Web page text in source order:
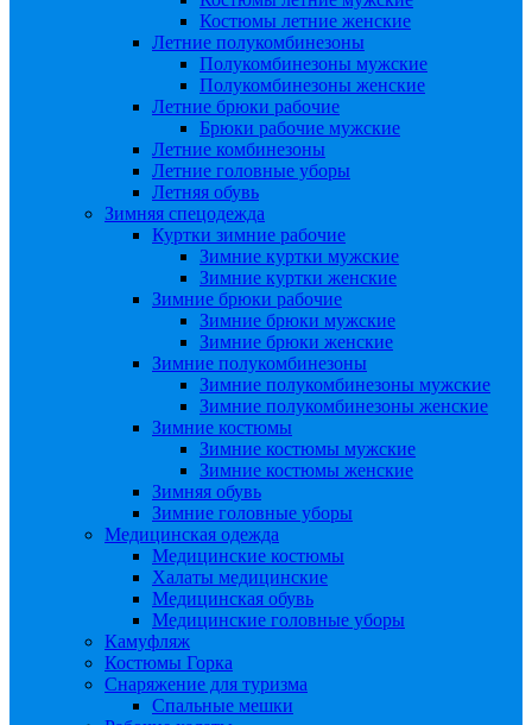
Костюмы летние женские
Летние полукомбинезоны
Полукомбинезоны мужские
Полукомбинезоны женские
Летние брюки рабочие
Брюки рабочие мужские
Летние комбинезоны
Летние головные уборы
Летняя обувь
Зимняя спецодежда
Куртки зимние рабочие
Зимние куртки мужские
Зимние куртки женские
Зимние брюки рабочие
Зимние брюки мужские
Зимние брюки женские
Зимние полукомбинезоны
Зимние полукомбинезоны мужские
Зимние полукомбинезоны женские
Зимние костюмы
Зимние костюмы мужские
Зимние костюмы женские
Зимняя обувь
Зимние головные уборы
Медицинская одежда
Медицинские костюмы
Халаты медицинские
Медицинская обувь
Медицинские головные уборы
Камуфляж
Костюмы Горка
Снаряжение для туризма
Спальные мешки